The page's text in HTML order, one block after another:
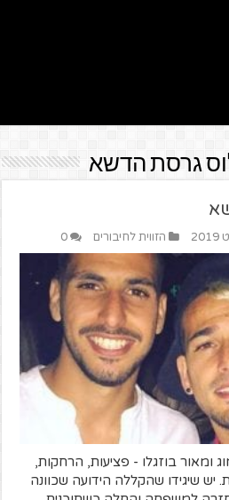
גרסת הדשא
הזווית לחיבורים 0
ומאור בוזגלו - פציעות, הרחקות,
יש שיגידו שהקללה הידועה שכוונה